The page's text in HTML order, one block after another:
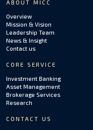
ABOUT MICC
Overview
Mission & Vision
Leadership Team
News & Insight
Contact us
CORE SERVICE
Investment Banking
Asset Management
Brokerage Services
Research
CONTACT US